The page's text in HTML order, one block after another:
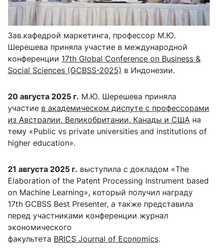
Зав.кафедрой маркетинга, профессор М.Ю.
Шерешева приняла участие в международной
конференции 17th Global Conference on Business &
Social Sciences (GCBSS-2025) в Индонезии.
20 августа 2025 г. М.Ю. Шерешева приняла
участие в академическом диспуте с профессорами
из Австралии, Великобритании, Канады и США на
тему «Public vs private universities and institutions of
higher education».
21 августа 2025 г. выступила с докладом «The
Elaboration of the Patent Processing Instrument based
on Machine Learning», который получил награду
17th GCBSS Best Presenter, а также представила
перед участниками конференции журнал
экономического
факультета BRICS Journal of Economics.